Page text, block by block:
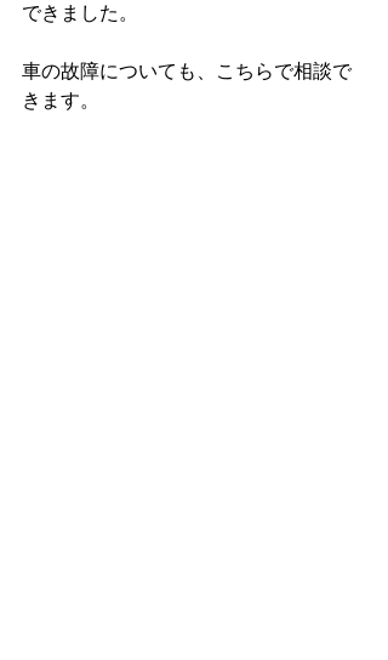
できました。
車の故障についても、こちらで相談で
きます。